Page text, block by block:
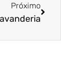
Próximo